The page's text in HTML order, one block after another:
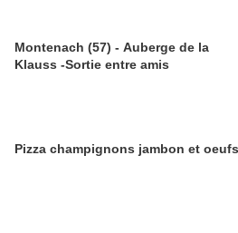
Montenach (57) - Auberge de la
Klauss -Sortie entre amis
Pizza champignons jambon et oeufs